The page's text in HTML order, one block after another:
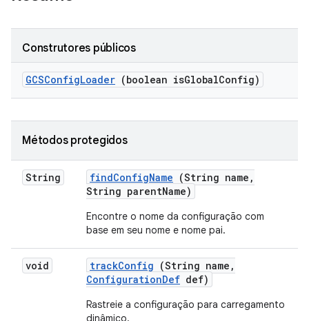
Construtores públicos
GCSConfigLoader (boolean isGlobalConfig)
Métodos protegidos
String findConfigName (String name ,
String parentName)
Encontre o nome da configuração com
base em seu nome e nome pai.
void trackConfig (String name ,
ConfigurationDef def)
Rastreie a configuração para carregamento
dinâmico.